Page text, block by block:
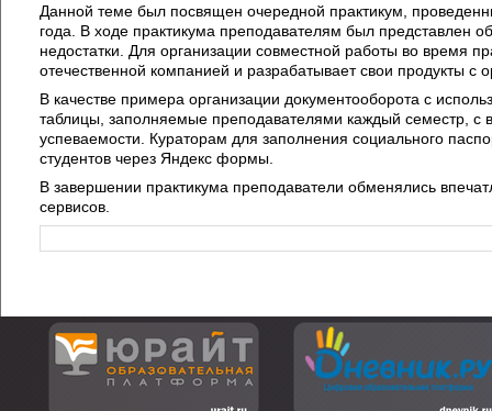
Данной теме был посвящен очередной практикум,
года. В ходе практикума преподавателям был представлен
недостатки. Для организации совместной работы во время
отечественной компанией и разрабатывает свои продукты с
В качестве примера организации документооборота с
таблицы, заполняемые преподавателями каждый семестр, с
успеваемости. Кураторам для заполнения социального
студентов через Яндекс формы.
В завершении практикума преподаватели обменялись
сервисов.